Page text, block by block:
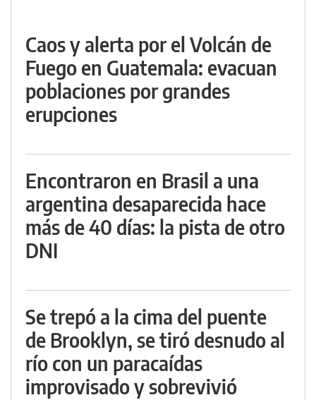
Caos y alerta por el Volcán de
Fuego en Guatemala: evacuan
poblaciones por grandes
erupciones
Encontraron en Brasil a una
argentina desaparecida hace
más de 40 días: la pista de otro
DNI
Se trepó a la cima del puente
de Brooklyn, se tiró desnudo al
río con un paracaídas
improvisado y sobrevivió